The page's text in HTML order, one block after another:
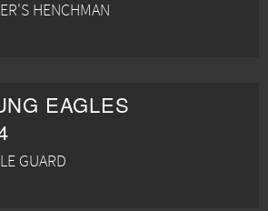
HENCHMAN
EAGLES
GUARD